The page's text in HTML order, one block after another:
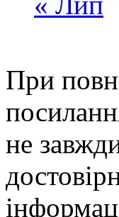
При
не